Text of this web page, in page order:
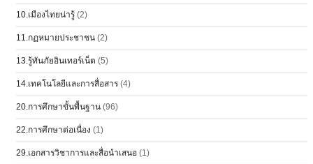
10.เมืองไทยน่ารู้ (2)
11.กฏหมายประชาชน (2)
13.รู้ทันภัยอินเทอร์เน็ต (5)
14.เทคโนโลยีและการสื่อสาร (4)
20.การศึกษาขั้นพื้นฐาน (96)
22.การศึกษาต่อเนื่อง (1)
29.เอกสารวิชาการและสื่อนำเสนอ (1)